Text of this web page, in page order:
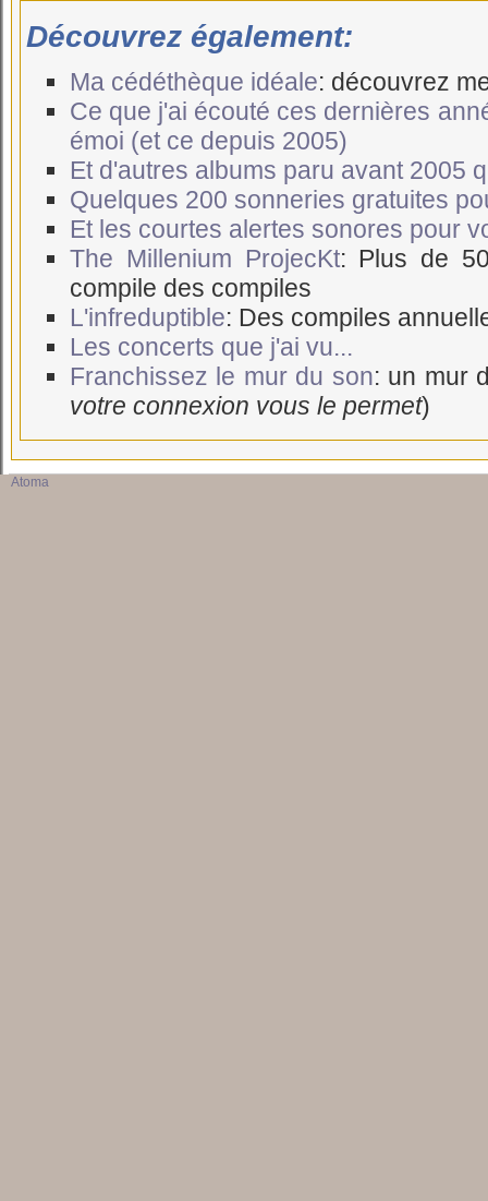
Découvrez également:
Ma cédéthèque idéale: découvrez
Ce que j'ai écouté ces dernières
émoi (et ce depuis 2005)
Et d'autres albums paru avant 2005
Quelques 200 sonneries gratuites
Et les courtes alertes sonores pour
The Millenium ProjecKt: Plus de
compile des compiles
L'infreduptible: Des compiles
Les concerts que j'ai vu...
Franchissez le mur du son: un mur
votre connexion vous le permet)
Atoma